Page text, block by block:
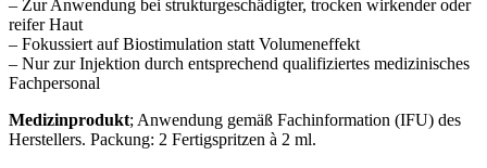
– Zur Anwendung bei strukturgeschädigter, trocken wirkender oder
reifer Haut
– Fokussiert auf Biostimulation statt Volumeneffekt
– Nur zur Injektion durch entsprechend qualifiziertes medizinisches
Fachpersonal
Medizinprodukt; Anwendung gemäß Fachinformation (IFU) des
Herstellers. Packung: 2 Fertigspritzen à 2 ml.